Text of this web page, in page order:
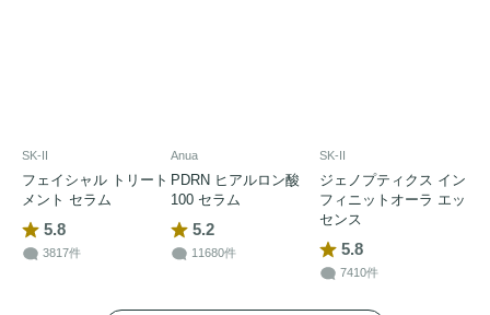
SK-II
フェイシャル トリート
メント セラム
5.8
3817件
Anua
PDRN ヒアルロン酸
100 セラム
5.2
11680件
SK-II
ジェノプティクス イン
フィニットオーラ エッ
センス
5.8
7410件